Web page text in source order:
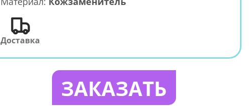
Доставка
ЗАКАЗАТЬ